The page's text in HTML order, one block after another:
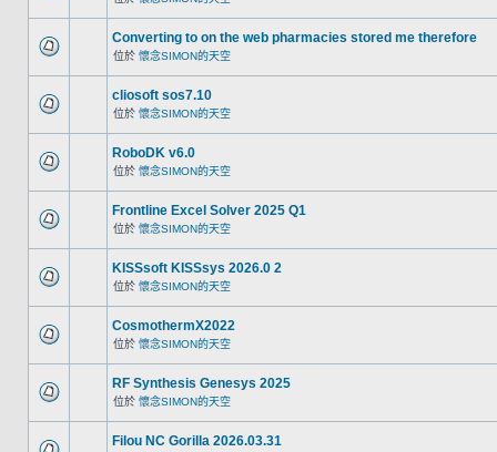
Converting to on the web pharmacies stored me therefore
位於 懷念SIMON的天空
cliosoft sos7.10
位於 懷念SIMON的天空
RoboDK v6.0
位於 懷念SIMON的天空
Frontline Excel Solver 2025 Q1
位於 懷念SIMON的天空
KISSsoft KISSsys 2026.0 2
位於 懷念SIMON的天空
CosmothermX2022
位於 懷念SIMON的天空
RF Synthesis Genesys 2025
位於 懷念SIMON的天空
Filou NC Gorilla 2026.03.31